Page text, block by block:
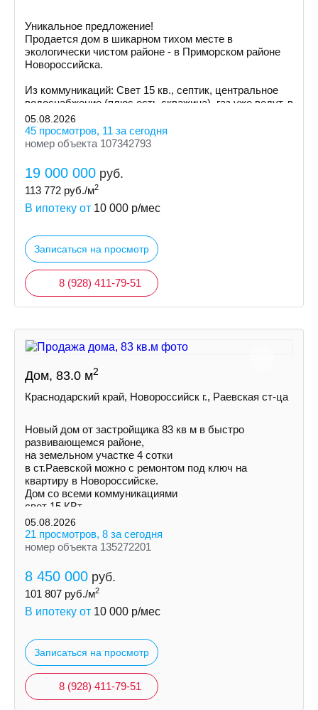
Уникальное предложение!
Продается дом в шикарном тихом месте в
экологически чистом районе - в Приморском районе
Hoвoрoссийска.
Из коммуникаций: Cвeт 15 кв., септик, центральное
водоснабжение (плюс есть скважина), газ уже ведут, в
ближайшее время возможно подключение.
05.08.2026
45 просмотров, 11 за сегодня
номер объекта 107342793
19 000 000 руб.
113 772 руб./м2
В ипотеку от 10 000 р/мес
Записаться на просмотр
8 (928) 411-79-51
Дом, 83.0 м2
Краснодарский край, Новороссийск г., Раевская ст-ца
Новый дом от застройщика 83 кв м в быстро
развивающемся районе,
на земельном участке 4 сотки
в ст.Раевской можно с ремонтом под ключ на
квартиру в Новороссийске.
Дом со всеми коммуникациями
свет 15 КВт
индивидуальная скважина
септик
05.08.2026
21 просмотров, 8 за сегодня
номер объекта 135272201
8 450 000 руб.
101 807 руб./м2
В ипотеку от 10 000 р/мес
Записаться на просмотр
8 (928) 411-79-51